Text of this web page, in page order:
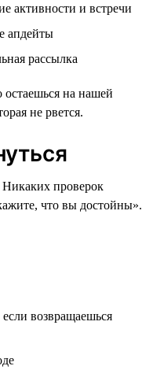
активности и встречи
апдейты
рассылка
на нашей
не рвется.
Никаких проверок
что вы достойны».
если возвращаешься